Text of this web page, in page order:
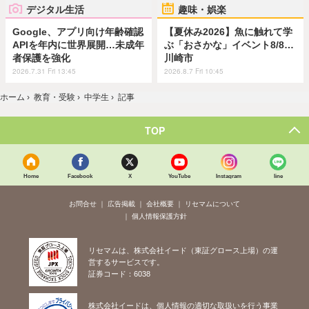
デジタル生活
Google、アプリ向け年齢確認
APIを年内に世界展開…未成年
者保護を強化
2026.7.31 Fri 13:45
趣味・娯楽
【夏休み2026】魚に触れて学
ぶ「おさかな」イベント8/8…
川崎市
2026.8.7 Fri 10:45
ホーム › 教育・受験 › 中学生 › 記事
TOP
Home Facebook X YouTube Instagram line
お問合せ 広告掲載 会社概要
リセマムについて
個人情報保護方針
リセマムは、株式会社イード（東証グロース上場）の運
営するサービスです。
証券コード：6038
株式会社イードは、個人情報の適切な取扱いを行う事業